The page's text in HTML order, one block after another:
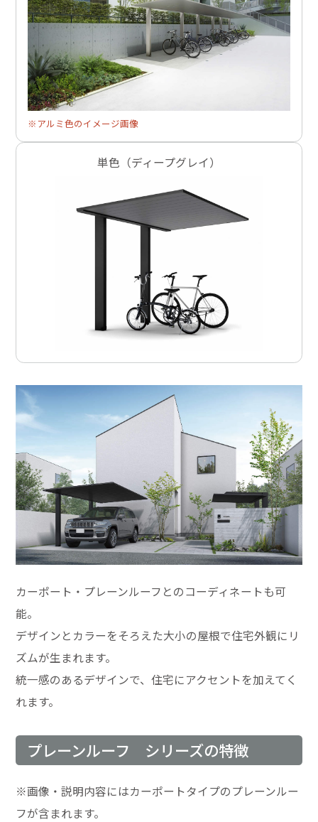
※アルミ色のイメージ画像
単色（ディープグレイ）
カーポート・プレーンルーフとのコーディネートも可
能。
デザインとカラーをそろえた大小の屋根で住宅外観にリ
ズムが生まれます。
統一感のあるデザインで、住宅にアクセントを加えてく
れます。
プレーンルーフ シリーズの特徴
※画像・説明内容にはカーポートタイプのプレーンルー
フが含まれます。